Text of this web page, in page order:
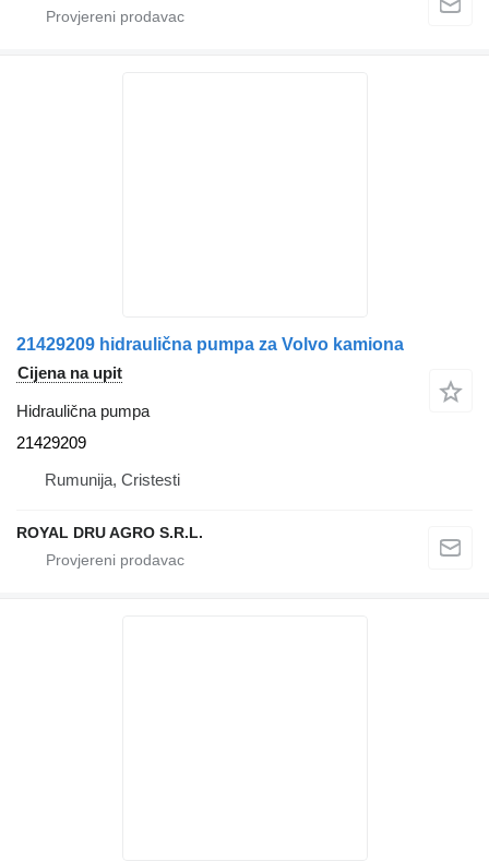
21429209 hidraulična pumpa za Volvo kamiona
Cijena na upit
Hidraulična pumpa
21429209
Rumunija, Cristesti
ROYAL DRU AGRO S.R.L.